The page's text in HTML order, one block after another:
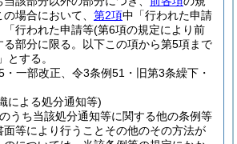
の場合において、 第2項中「行われた申請
「行われた申請等(第6項の規定により前
る部分に限る。以下この項から第5項まで
」とする。
・一部改正、令3条例51・旧第3条繰下・
による処分通知等)
うち当該処分通知等に関する他の条例等
面等により行うことその他のその方法が